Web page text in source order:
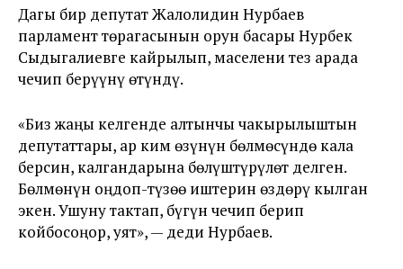
Дагы бир депутат Жалолидин Нурбаев
парламент төрагасынын орун басары Нурбек
Сыдыгалиевге кайрылып, маселени тез арада
чечип берүүнү өтүндү.
«Биз жаңы келгенде алтынчы чакырылыштын
депутаттары, ар ким өзүнүн бөлмөсүндө кала
берсин, калгандарына бөлүштүрүлөт делген.
Бөлмөнүн оңдоп-түзөө иштерин өздөрү кылган
экен. Ушуну тактап, бүгүн чечип берип
койбосоңор, уят», — деди Нурбаев.